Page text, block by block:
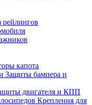
капота
Защиты бампера и
двигателя и КПП
Крепления для